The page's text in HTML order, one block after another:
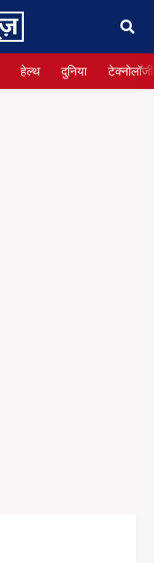
हेल्थ दुनिया टेक्नोलॉजी